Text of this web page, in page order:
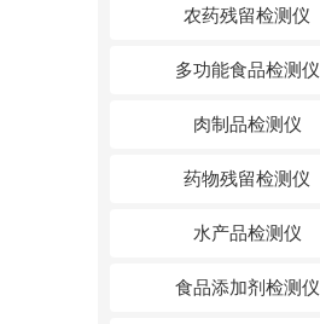
农药残留检测仪
多功能食品检测仪
肉制品检测仪
药物残留检测仪
水产品检测仪
食品添加剂检测仪